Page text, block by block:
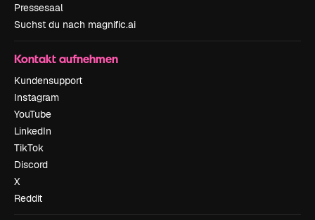
Pressesaal
Suchst du nach magnific.ai
Kontakt aufnehmen
Kundensupport
Instagram
YouTube
LinkedIn
TikTok
Discord
X
Reddit